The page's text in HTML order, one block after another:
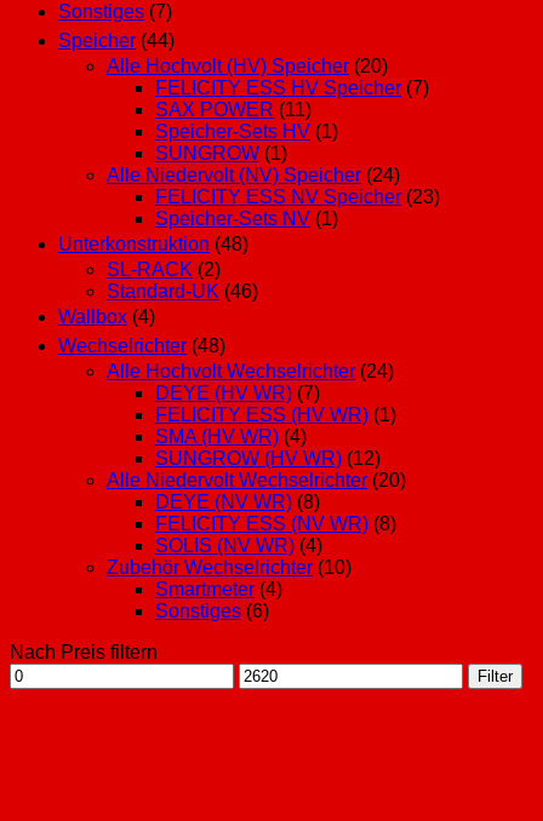
Sonstiges (7)
Speicher (44)
Alle Hochvolt (HV) Speicher (20)
FELICITY ESS HV Speicher (7)
SAX POWER (11)
Speicher-Sets HV (1)
SUNGROW (1)
Alle Niedervolt (NV) Speicher (24)
FELICITY ESS NV Speicher (23)
Speicher-Sets NV (1)
Unterkonstruktion (48)
SL-RACK (2)
Standard-UK (46)
Wallbox (4)
Wechselrichter (48)
Alle Hochvolt Wechselrichter (24)
DEYE (HV WR) (7)
FELICITY ESS (HV WR) (1)
SMA (HV WR) (4)
SUNGROW (HV WR) (12)
Alle Niedervolt Wechselrichter (20)
DEYE (NV WR) (8)
FELICITY ESS (NV WR) (8)
SOLIS (NV WR) (4)
Zubehör Wechselrichter (10)
Smartmeter (4)
Sonstiges (6)
Nach Preis filtern
Min.
Preis
Max.
Preis
Filter